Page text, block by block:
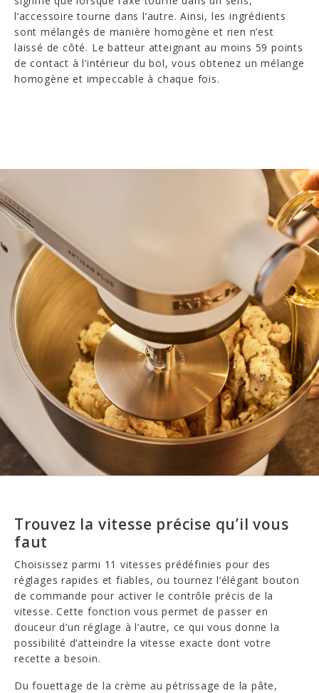
l’accessoire tourne dans l’autre. Ainsi, les ingrédients
sont mélangés de manière homogène et rien n’est
laissé de côté. Le batteur atteignant au moins 59 points
de contact à l’intérieur du bol, vous obtenez un mélange
homogène et impeccable à chaque fois.
Trouvez la vitesse précise qu’il vous
faut
Choisissez parmi 11 vitesses prédéfinies pour des
réglages rapides et fiables, ou tournez l’élégant bouton
de commande pour activer le contrôle précis de la
vitesse. Cette fonction vous permet de passer en
douceur d’un réglage à l’autre, ce qui vous donne la
possibilité d’atteindre la vitesse exacte dont votre
recette a besoin.
Du fouettage de la crème au pétrissage de la pâte,